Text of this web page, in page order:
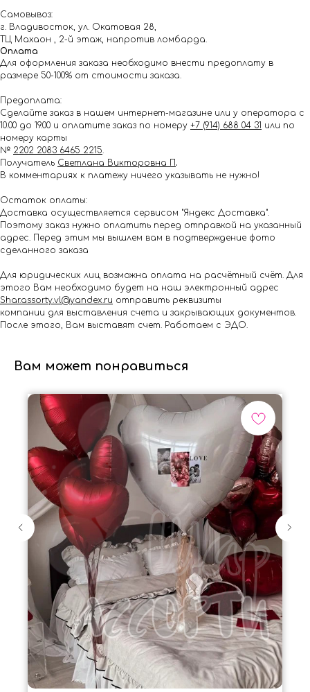
Самовывоз:
г. Владивосток, ул. Окатовая 28,
ТЦ Махаон , 2-й этаж, напротив ломбарда.
Оплата
Для оформления заказа необходимо внести предоплату в
размере 50-100% от стоимости заказа.
Предоплата:
Сделайте заказ в нашем интернет-магазине или у оператора с
10.00 до 19.00 и оплатите заказ по номеру +7 (914) 688 04 31 или по
номеру карты
№ 2202 2083 6465 2215.
Получатель Светлана Викторовна П .
В комментариях к платежу ничего указывать не нужно!
Остаток оплаты:
Доставка осуществляется сервисом "Яндекс Доставка".
Поэтому заказ нужно оплатить перед отправкой на указанный
адрес. Перед этим мы вышлем вам в подтверждение фото
сделанного заказа
Для юридических лиц возможна оплата на расчётный счёт. Для
этого Вам необходимо будет на наш электронный адрес
Shar.assorty.vl@yandex.ru отправить реквизиты
компании для выставления счета и закрывающих документов.
После этого, Вам выставят счет. Работаем с ЭДО.
Вам может понравиться